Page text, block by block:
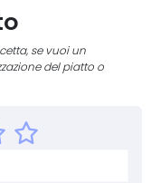
se vuoi un
del piatto o